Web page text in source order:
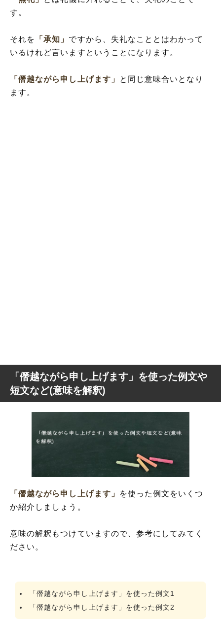
す。
それを 「承知」 ですから、失礼なこととはわかって
いるけれど言いますということになります。
「僭越ながら申し上げます」
と同じ意味合いとなり
ます。
「僭越ながら申し上げます」を使った例文や
短文など(意味を解釈)
「僭越ながら申し上げます」
を使った例文をいくつ
か紹介しましょう。
意味の解釈もつけていますので、参考にしてみてく
ださい。
「僭越ながら申し上げます」を使った例文1
「僭越ながら申し上げます」を使った例文2